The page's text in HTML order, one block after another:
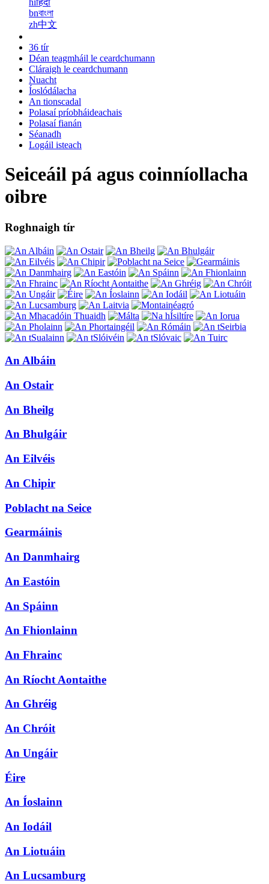
hiहिंदी
bnবাংলা
zh中文
36 tír
Déan teagmháil le ceardchumann
Cláraigh le ceardchumann
Nuacht
Íoslódálacha
An tionscadal
Polasaí príobháideachais
Polasaí fianán
Séanadh
Logáil isteach
Seiceáil pá agus coinníollacha
oibre
Roghnaigh tír
An Albáin
An Ostair
An Bheilg
An Bhulgáir
An Eilvéis
An Chipir
Poblacht na Seice
Gearmáinis
An Danmhairg
An Eastóin
An Spáinn
An Fhionlainn
An Fhrainc
An Ríocht Aontaithe
An Ghréig
An Chróit
An Ungáir
Éire
An Íoslainn
An Iodáil
An Liotuáin
An Lucsamburg